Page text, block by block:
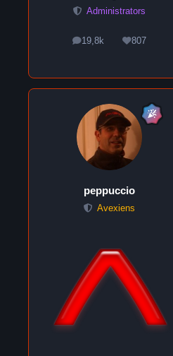
Administrators
19,8k
messages807
Réputation
peppuccio
Avexiens